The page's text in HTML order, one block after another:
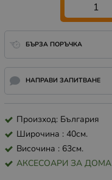
БЪРЗА ПОРЪЧКА
НАПРАВИ ЗАПИТВАНЕ
Произход: България
Широчина : 40см.
Височина : 63см.
АКСЕСОАРИ ЗА ДОМА